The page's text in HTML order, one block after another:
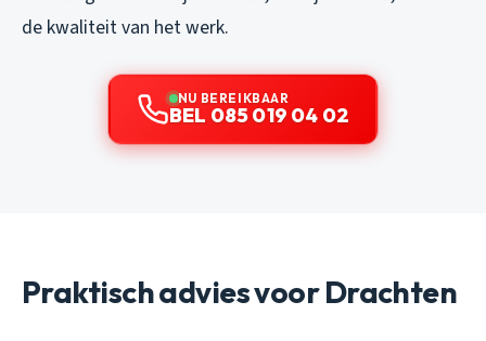
de kwaliteit van het werk.
NU BEREIKBAAR
BEL 085 019 04 02
Praktisch advies voor Drachten